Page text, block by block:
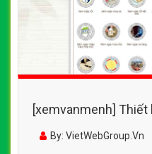
[xemvanmenh]
thủy -
By: VietWebGroup.Vn